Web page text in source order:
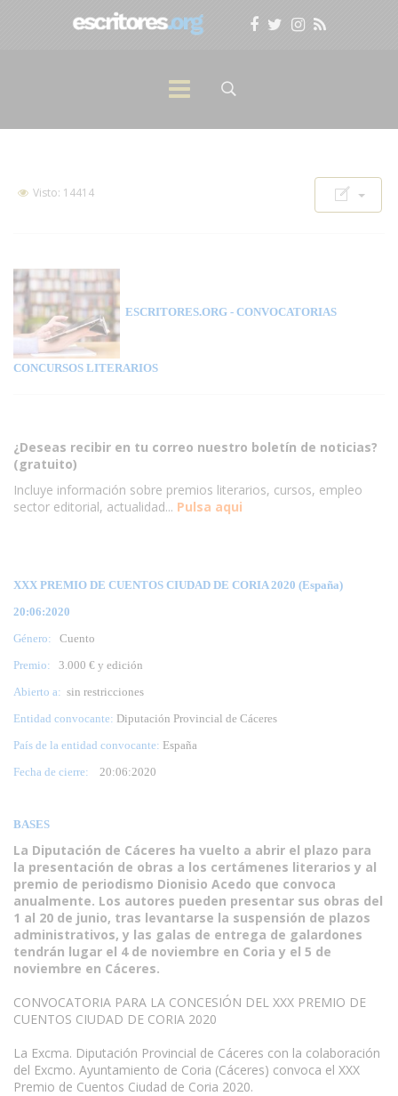
Visto: 14414
ESCRITORES.ORG - CONVOCATORIAS
CONCURSOS LITERARIOS
¿Deseas recibir en tu correo nuestro boletín de noticias?
(gratuito)
Incluye información sobre premios literarios, cursos, empleo
sector editorial, actualidad... Pulsa aqui
XXX PREMIO DE CUENTOS CIUDAD DE CORIA 2020 (España)
20:06:2020
Género: Cuento
Premio:
3.000 € y edición
Abierto a: sin restricciones
Entidad convocante: Diputación Provincial de Cáceres
País de la entidad convocante: España
Fecha de cierre: 20:06:2020
BASES
La Diputación de Cáceres ha vuelto a abrir el plazo para
la presentación de obras a los certámenes literarios y al
premio de periodismo Dionisio Acedo que convoca
anualmente. Los autores pueden presentar sus obras del
1 al 20 de junio, tras levantarse la suspensión de plazos
administrativos, y las galas de entrega de galardones
tendrán lugar el 4 de noviembre en Coria y el 5 de
noviembre en Cáceres.
CONVOCATORIA PARA LA CONCESIÓN DEL XXX PREMIO DE
CUENTOS CIUDAD DE CORIA 2020
La Excma. Diputación Provincial de Cáceres con la colaboración
del Excmo. Ayuntamiento de Coria (Cáceres) convoca el XXX
Premio de Cuentos Ciudad de Coria 2020.